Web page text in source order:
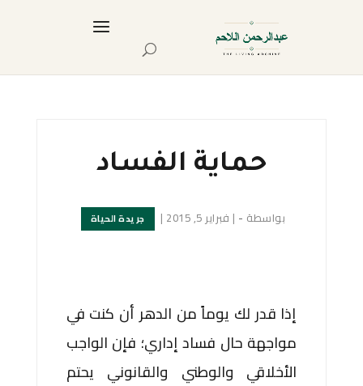
حماية الفساد
بواسطة -
| فبراير 5, 2015 | جريدة الحياة
إذا قدر لك يوماً من الدهر أن كنت في
مواجهة حال فساد إداري؛ فإن الواجب
الأخلاقي والوطني والقانوني يحتم